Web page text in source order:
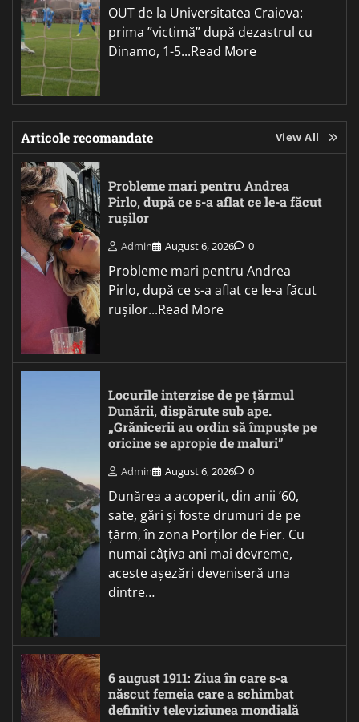
OUT de la Universitatea Craiova:
prima ”victimă” după dezastrul cu
Dinamo, 1-5...Read More
Articole recomandate View All
Probleme mari pentru Andrea
Pirlo, după ce s-a aflat ce le-a făcut
rușilor
Admin August 6, 2026 0
Probleme mari pentru Andrea
Pirlo, după ce s-a aflat ce le-a făcut
rușilor...Read More
Locurile interzise de pe țărmul
Dunării, dispărute sub ape.
„Grănicerii au ordin să împuște pe
oricine se apropie de maluri”
Admin August 6, 2026 0
Dunărea a acoperit, din anii ’60,
sate, gări și foste drumuri de pe
țărm, în zona Porților de Fier. Cu
numai câțiva ani mai devreme,
aceste așezări deveniseră una
dintre…
6 august 1911: Ziua în care s-a
născut femeia care a schimbat
definitiv televiziunea mondială